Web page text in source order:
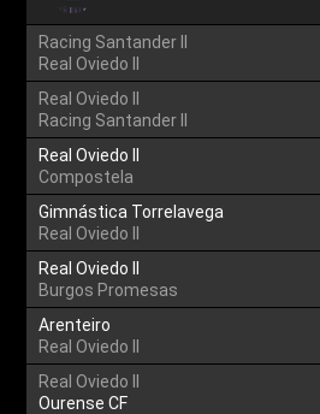
Racing Santander II
Real Oviedo II
Real Oviedo II
Racing Santander II
Real Oviedo II
Compostela
Gimnástica Torrelavega
Real Oviedo II
Real Oviedo II
Burgos Promesas
Arenteiro
Real Oviedo II
Real Oviedo II
Ourense CF